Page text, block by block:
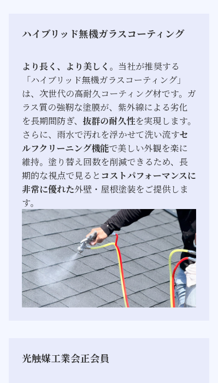
ハイブリッド無機ガラスコーティング
より長く、より美しく。 当社が推奨する
「ハイブリッド無機ガラスコーティング」
は、次世代の高耐久コーティング材です。ガ
ラス質の強靭な塗膜が、紫外線による劣化
を長期間防ぎ、 抜群の耐久性を実現します。
さらに、雨水で汚れを浮かせて洗い流すセ
ルフクリーニング機能で美しい外観を楽に
維持。塗り替え回数を削減できるため、長
期的な視点で見ると コストパフォーマンスに
非常に優れた外壁・屋根塗装をご提供しま
す。
光触媒工業会正会員